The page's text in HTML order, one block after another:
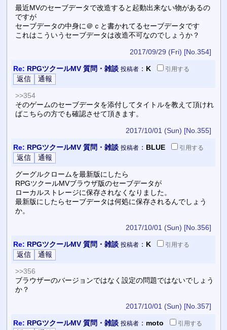
最近MVのセーブデータで改造すると起動出来ない物があるの
ですが
セーブデータの中身に＠ｃと書かれてるセーブデータです
これはこういうセーブデータは改造不可なのでしょうか？
2017/09/29 (Fri) [No.354]
Re: RPGツクールMV 質問・雑談 投稿者： K 引用する
>>354
そのゲームのセーブデータを添付してタイトルを教えて頂けれ
ばこちらの方でも確認させて頂きます。
2017/10/01 (Sun) [No.355]
Re: RPGツクールMV 質問・雑談 投稿者： BLUE 引用する
グーグルクロームを最新版にしたら
RPGツクールMVブラウザ版のセーブデータが
ローカルストレージに保存されなくなりました。
最新版にしたらセーブデータは何処に保存されるんでしょう
か。
2017/10/01 (Sun) [No.356]
Re: RPGツクールMV 質問・雑談 投稿者： K 引用する
>>356
ブラウザーのバージョンではなく設定の問題ではないでしょう
か？
2017/10/01 (Sun) [No.357]
Re: RPGツクールMV 質問・雑談 投稿者： moto 引用する